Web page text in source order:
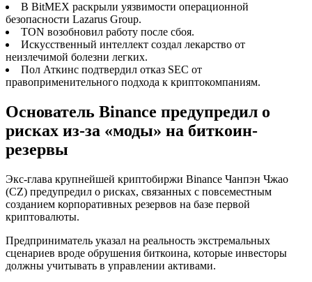
В BitMEX раскрыли уязвимости операционной
безопасности Lazarus Group.
TON возобновил работу после сбоя.
Искусственный интеллект создал лекарство от
неизлечимой болезни легких.
Пол Аткинс подтвердил отказ SEC от
правоприменительного подхода к криптокомпаниям.
Основатель Binance предупредил о
рисках из-за «моды» на биткоин-
резервы
Экс-глава крупнейшей криптобиржи Binance Чанпэн Чжао
(CZ) предупредил о рисках, связанных с повсеместным
созданием корпоративных резервов на базе первой
криптовалюты.
Предприниматель указал на реальность экстремальных
сценариев вроде обрушения биткоина, которые инвесторы
должны учитывать в управлении активами.